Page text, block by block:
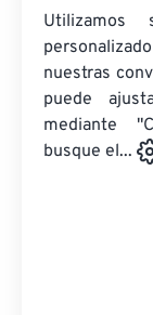
nuestras
puede
mediante
busque el...